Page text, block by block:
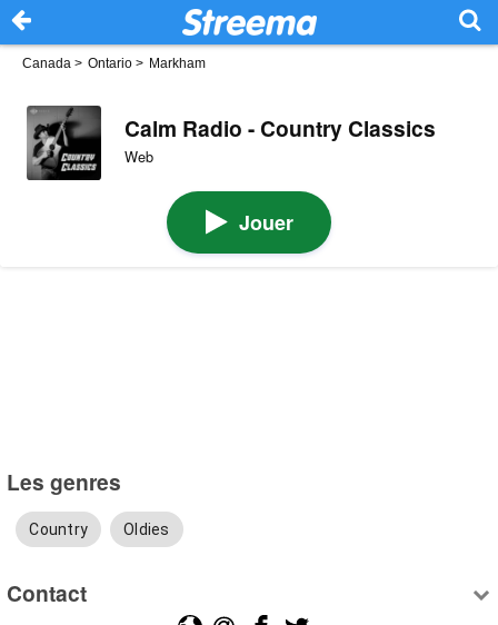
Canada > Ontario > Markham
Calm Radio - Country Classics
Web
Jouer
Les genres
Country Oldies
Contact